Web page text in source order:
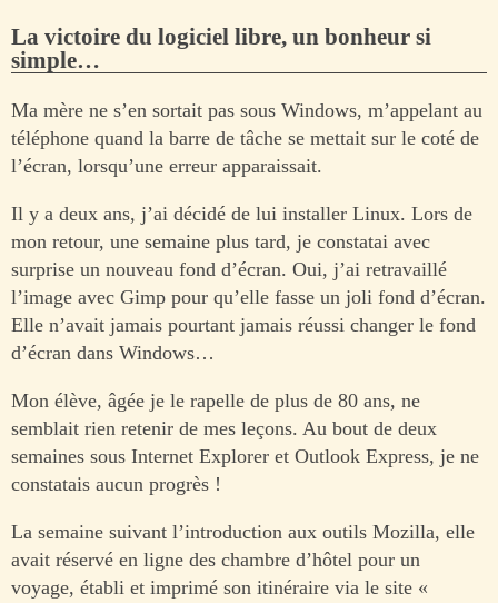
La victoire du logiciel libre, un bonheur si
simple…
Ma mère ne s’en sortait pas sous Windows, m’appelant au
téléphone quand la barre de tâche se mettait sur le coté de
l’écran, lorsqu’une erreur apparaissait.
Il y a deux ans, j’ai décidé de lui installer Linux. Lors de
mon retour, une semaine plus tard, je constatai avec
surprise un nouveau fond d’écran. Oui, j’ai retravaillé
l’image avec Gimp pour qu’elle fasse un joli fond d’écran.
Elle n’avait jamais pourtant jamais réussi changer le fond
d’écran dans Windows…
Mon élève, âgée je le rapelle de plus de 80 ans, ne
semblait rien retenir de mes leçons. Au bout de deux
semaines sous Internet Explorer et Outlook Express, je ne
constatais aucun progrès !
La semaine suivant l’introduction aux outils Mozilla, elle
avait réservé en ligne des chambre d’hôtel pour un
voyage, établi et imprimé son itinéraire via le site «